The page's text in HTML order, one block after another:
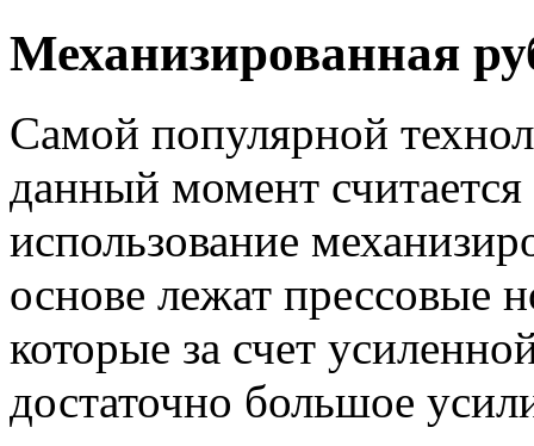
Механизированная
Самой популярной
данный момент
использование
основе лежат прессовые
которые за счет
достаточно большое